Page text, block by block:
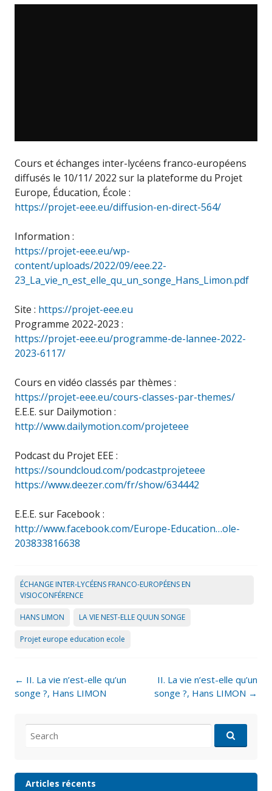
Cours et échanges inter-lycéens franco-européens
diffusés le 10/11/ 2022 sur la plateforme du Projet
Europe, Éducation, École :
https://projet-eee.eu/diffusion-en-direct-564/
Information :
https://projet-eee.eu/wp-
content/uploads/2022/09/eee.22-
23_La_vie_n_est_elle_qu_un_songe_Hans_Limon.pdf
Site : https://projet-eee.eu
Programme 2022-2023 :
https://projet-eee.eu/programme-de-lannee-2022-
2023-6117/
Cours en vidéo classés par thèmes :
https://projet-eee.eu/cours-classes-par-themes/
E.E.E. sur Dailymotion :
http://www.dailymotion.com/projeteee
Podcast du Projet EEE :
https://soundcloud.com/podcastprojeteee
https://www.deezer.com/fr/show/634442
E.E.E. sur Facebook :
http://www.facebook.com/Europe-Education…ole-
203833816638
ÉCHANGE INTER-LYCÉENS FRANCO-EUROPÉENS EN
VISIOCONFÉRENCE
HANS LIMON LA VIE NEST-ELLE QUUN SONGE
Projet europe education ecole
Post
navigation
← II. La vie n’est-elle qu’un
songe ?, Hans LIMON
II. La vie n’est-elle qu’un
songe ?, Hans LIMON →
for:
Articles récents